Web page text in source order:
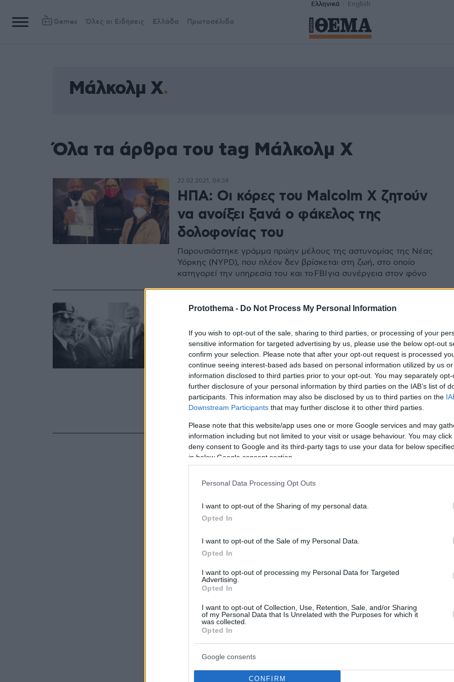
Protothema - Do Not Process My Personal Information
If you wish to opt-out of the sale, sharing to third parties, or processing of your
sensitive information for targeted advertising by us, please use the below opt-out
confirm your selection. Please note that after your opt-out request is processed
continue seeing interest-based ads based on personal information utilized by us
information disclosed to third parties prior to your opt-out. You may separately
further disclosure of your personal information by third parties on the IAB’s list of
participants. This information may also be disclosed by us to third parties on the
Downstream Participants that may further disclose it to other third parties.
Please note that this website/app uses one or more Google services and may
information including but not limited to your visit or usage behaviour. You may
deny consent to Google and its third-party tags to use your data for below
in below Google consent section.
Personal Data Processing Opt Outs
I want to opt-out of the Sharing of my personal data.
Opted In
I want to opt-out of the Sale of my Personal Data.
Opted In
I want to opt-out of processing my Personal Data for Targeted
Advertising.
Opted In
I want to opt-out of Collection, Use, Retention, Sale, and/or Sharing
of my Personal Data that Is Unrelated with the Purposes for which it
was collected.
Opted In
Google consents
CONFIRM
Ελληνικά English
Games Όλες οι Ειδήσεις Ελλάδα Πρωτοσέλιδα
Μάλκολμ Χ
Όλα τα άρθρα του tag Μάλκολμ Χ
ΗΠΑ: Οι κόρες του Malcolm X ζητούν
να ανοίξει ξανά ο φάκελος της
δολοφονίας του
Παρουσιάστηκε γράμμα πρώην μέλους της αστυνομίας της Νέας
Υόρκης (NYPD), που πλέον δεν βρίσκεται στη ζωή, στο οποίο
κατηγορεί την υπηρεσία του και το FBI για συνέργεια στον φόνο
22.02.2021, 04:34
Κλουξ Κλαν συζητούσαν το σενάριο
«ξεχωριστού κράτους»
Αφροαμερικανών
Ο μαύρος ακτιβιστής πολιτικών δικαιωμάτων φέρεται να
συναντήθηκε μυστικά με εκπροσώπους της οργάνωσης μίσους -
13.10.2020, 10:00 4